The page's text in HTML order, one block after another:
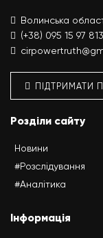
Волинська
(+38) 095 15 97 813
ПІДТРИМАТИ
Розділи сайту
Новини
#Розслідування
#Аналітика
Інформація